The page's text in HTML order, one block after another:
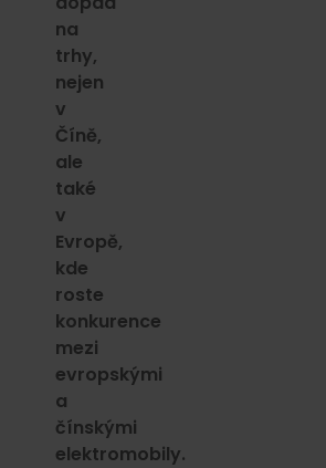
na
trhy,
nejen
v
Číně,
ale
také
v
Evropě,
kde
roste
konkurence
mezi
evropskými
a
čínskými
elektromobily.